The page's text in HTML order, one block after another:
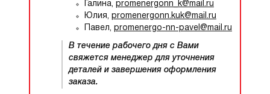
Галина, promenergonn_k@mail.ru
Юлия, promenergonn.kuk@mail.ru
Павел, promenergo-nn-pavel@mail.ru
В течение рабочего дня с Вами
свяжется менеджер для уточнения
деталей и завершения оформления
заказа.